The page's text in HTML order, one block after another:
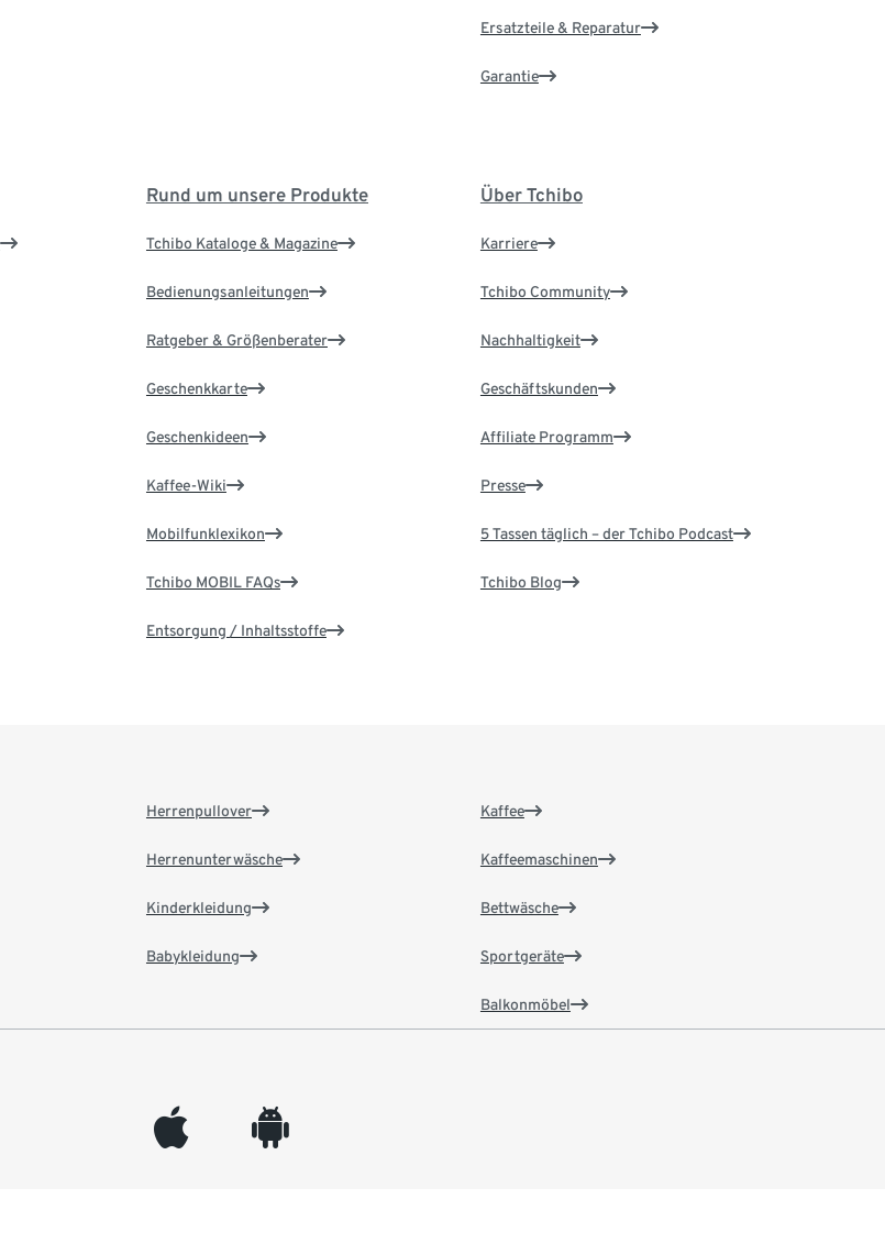
Ersatzteile & Reparatur
Garantie
Rund um unsere Produkte
Tchibo Kataloge & Magazine
Bedienungsanleitungen
Ratgeber & Größenberater
Geschenkkarte
Geschenkideen
Kaffee-Wiki
Mobilfunklexikon
Tchibo MOBIL FAQs
Entsorgung / Inhaltsstoffe
Über Tchibo
Karriere
Tchibo Community
Nachhaltigkeit
Geschäftskunden
Affiliate Programm
Presse
5 Tassen täglich – der Tchibo Podcast
Tchibo Blog
Herrenpullover
Herrenunterwäsche
Kinderkleidung
Babykleidung
Kaffee
Kaffeemaschinen
Bettwäsche
Sportgeräte
Balkonmöbel
appleinc android